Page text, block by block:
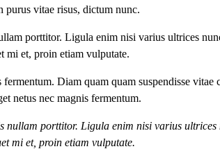
vitae risus, dictum nunc.
porttitor. Ligula enim nisi varius ultrices
mi et, proin etiam vulputate.
Diam quam quam suspendisse
netus nec magnis fermentum.
nullam porttitor. Ligula enim nisi varius
mi et, proin etiam vulputate.